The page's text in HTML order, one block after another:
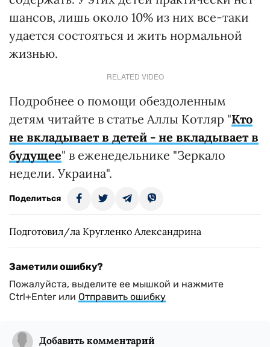
шансов, лишь около 10% из них все-таки
удается состояться и жить нормальной
жизнью.
RELATED VIDEO
Подробнее о помощи обездоленным
детям читайте в статье Аллы Котляр "Кто
не вкладывает в детей - не вкладывает в
будущее" в еженедельнике "Зеркало
недели. Украина".
Поделиться
Подготовил/ла Кругленко Александрина
Заметили ошибку?
Пожалуйста, выделите ее мышкой и нажмите
Ctrl+Enter или Отправить ошибку
Добавить комментарий